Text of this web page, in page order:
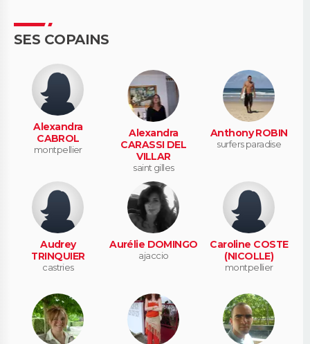
SES COPAINS
Alexandra
CABROL
montpellier
Alexandra
CARASSI DEL
VILLAR
saint gilles
Anthony ROBIN
surfers paradise
Audrey
TRINQUIER
castries
Aurélie DOMINGO
ajaccio
Caroline COSTE
(NICOLLE)
montpellier